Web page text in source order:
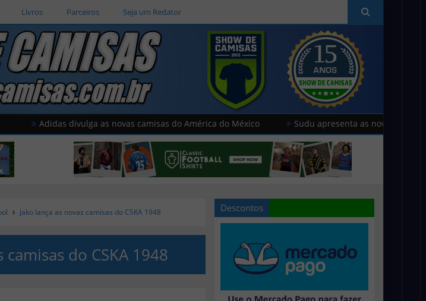
Livros Parceiros Seja um Redator
Adidas divulga as novas camisas do América do México Sudu apresenta as novas camisas do País
Jako lança as novas camisas do CSKA 1948
camisas do CSKA 1948
Descontos